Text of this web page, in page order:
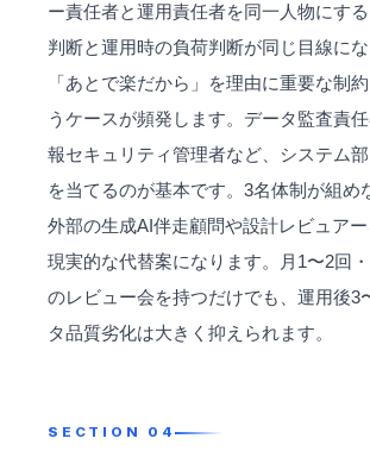
ー責任者と運用責任者を同一人物にす
判断と運用時の負荷判断が同じ目線に
「あとで楽だから」を理由に重要な制
うケースが頻発します。データ監査責
報セキュリティ管理者など、システム
を当てるのが基本です。3名体制が組め
外部の生成AI伴走顧問や設計レビュア
現実的な代替案になります。月1〜2回
のレビュー会を持つだけでも、運用後3
タ品質劣化は大きく抑えられます。